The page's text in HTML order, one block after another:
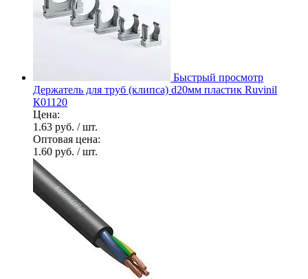
Быстрый просмотр
Держатель для труб (клипса) d20мм пластик Ruvinil
К01120
Цена:
1.63 руб. / шт.
Оптовая цена:
1.60 руб. / шт.